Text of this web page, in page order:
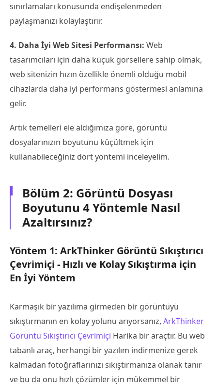
sınırlamaları konusunda endişelenmeden
paylaşmanızı kolaylaştırır.
4. Daha İyi Web Sitesi Performansı: Web
tasarımcıları için daha küçük görsellere sahip olmak,
web sitenizin hızın özellikle önemli olduğu mobil
cihazlarda daha iyi performans göstermesi anlamına
gelir.
Artık temelleri ele aldığımıza göre, görüntü
dosyalarınızın boyutunu küçültmek için
kullanabileceğiniz dört yöntemi inceleyelim.
Bölüm 2: Görüntü Dosyası
Boyutunu 4 Yöntemle Nasıl
Azaltırsınız?
Yöntem 1: ArkThinker Görüntü Sıkıştırıcı
Çevrimiçi - Hızlı ve Kolay Sıkıştırma için
En İyi Yöntem
Karmaşık bir yazılıma girmeden bir görüntüyü
sıkıştırmanın en kolay yolunu arıyorsanız, ArkThinker
Görüntü Sıkıştırıcı Çevrimiçi Harika bir araçtır. Bu web
tabanlı araç, herhangi bir yazılım indirmenize gerek
kalmadan fotoğraflarınızı sıkıştırmanıza olanak tanır
ve bu da onu hızlı çözümler için mükemmel bir